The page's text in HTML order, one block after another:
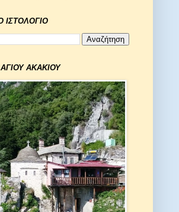
ΙΣΤΟΛΟΓΙΟ
ΑΚΑΚΙΟΥ